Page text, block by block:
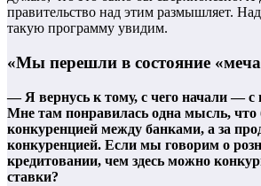
правительство над этим размышляет.
такую программу увидим.
«Мы перешли в состояние
— Я вернусь к тому, с чего начали — с
Мне там понравилась одна мысль, что
конкуренцией между банками, а за
конкуренцией. Если мы говорим о
кредитовании, чем здесь можно
ставки?